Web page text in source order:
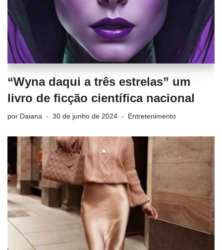
“Wyna daqui a três estrelas” um
livro de ficção científica nacional
por Daiana 30 de junho de 2024 Entretenimento